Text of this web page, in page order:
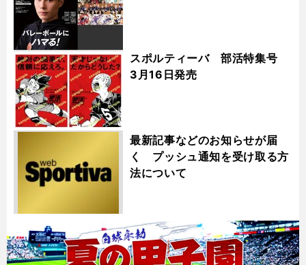
スポルティーバ 部活特集号
3月16日発売
最新記事などのお知らせが届
く プッシュ通知を受け取る方
法について